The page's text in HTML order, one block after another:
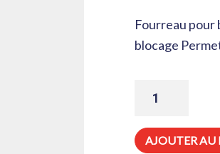
Fourreau pour
blocage
BUT
DE
AJOUTER AU